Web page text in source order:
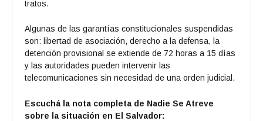
tratos.
Algunas de las garantías constitucionales suspendidas
son: libertad de asociación, derecho a la defensa, la
detención provisional se extiende de 72 horas a 15 días
y las autoridades pueden intervenir las
telecomunicaciones sin necesidad de una orden judicial.
Escuchá la nota completa de Nadie Se Atreve
sobre la situación en El Salvador: